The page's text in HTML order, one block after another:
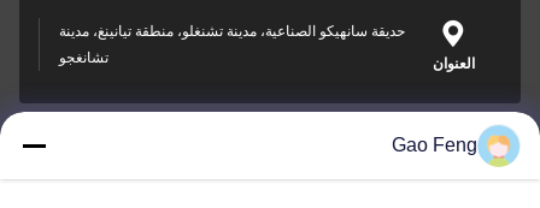
العنوان
حديقة سانهيكو الصناعية، مدينة تشنغلو، منطقة تيانينغ، مدينة
تشانغجو
suli@sulidry.com
Gao Feng